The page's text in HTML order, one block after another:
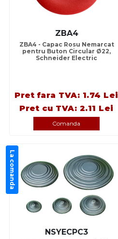
ZBA4
ZBA4 - Capac Rosu Nemarcat
pentru Buton Circular Ø22,
Schneider Electric
Pret fara TVA: 1.74 Lei
Pret cu TVA: 2.11 Lei
Comanda
La comanda
NSYECPC3